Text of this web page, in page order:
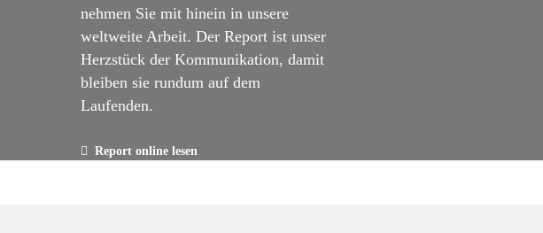
nehmen Sie mit hinein in unsere
weltweite Arbeit. Der Report ist unser
Herzstück der Kommunikation, damit
bleiben sie rundum auf dem
Laufenden.
Report online lesen